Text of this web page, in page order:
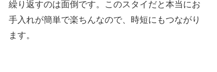
繰り返すのは面倒です。このスタイだと本当にお
手入れが簡単で楽ちんなので、時短にもつながり
ます。